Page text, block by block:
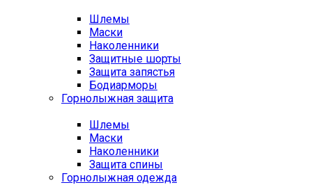
Шлемы
Маски
Наколенники
Защитные шорты
Защита запястья
Бодиарморы
Горнолыжная защита
Шлемы
Маски
Наколенники
Защита спины
Горнолыжная одежда